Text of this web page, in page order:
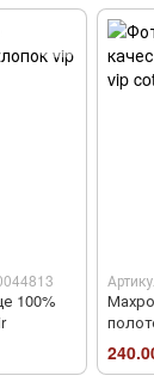
100%